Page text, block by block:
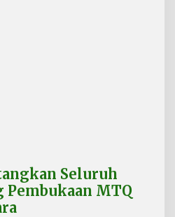
Seluruh
Pembukaan MTQ